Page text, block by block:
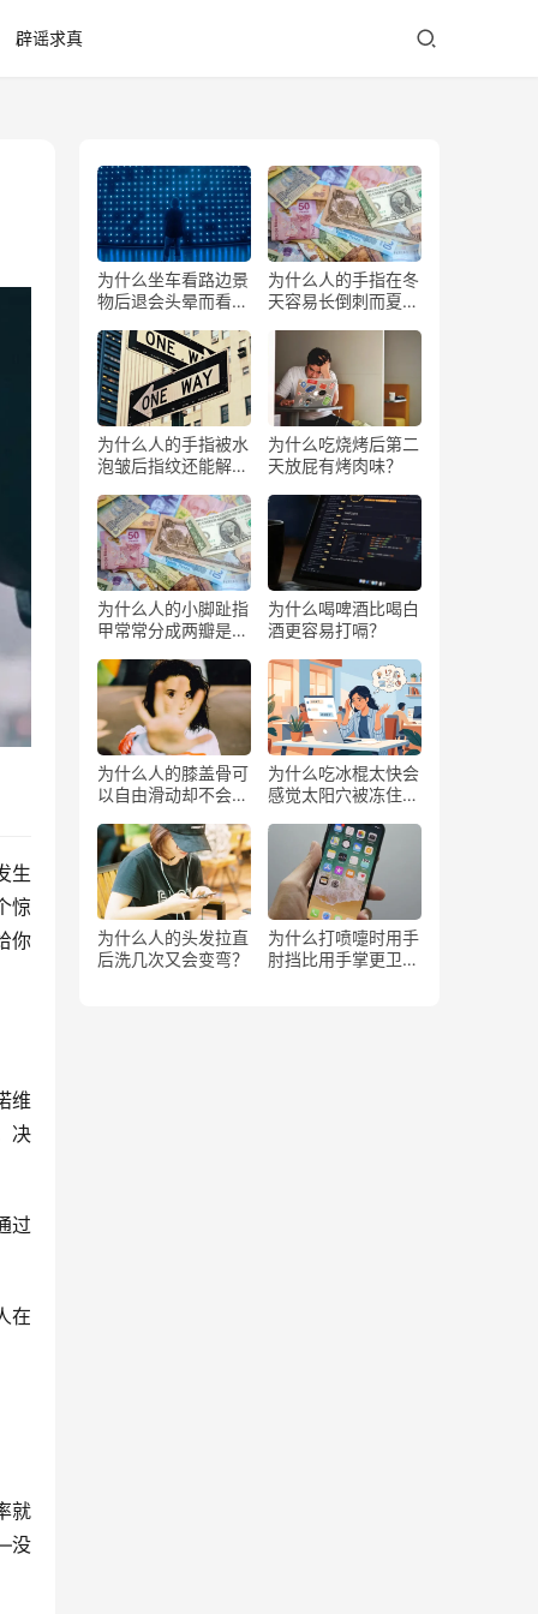
辟谣求真
生
惊
你
维
决
过
在
就
没
为什么坐车看路边景
物后退会头晕而看前
为什么人的手指在冬
天容易长倒刺而夏天
为什么人的手指被水
泡皱后指纹还能解锁
为什么吃烧烤后第二
天放屁有烤肉味？
为什么人的小脚趾指
甲常常分成两瓣是返
为什么喝啤酒比喝白
酒更容易打嗝？
为什么人的膝盖骨可
以自由滑动却不会掉
为什么吃冰棍太快会
感觉太阳穴被冻住了
为什么人的头发拉直
后洗几次又会变弯？
为什么打喷嚏时用手
肘挡比用手掌更卫